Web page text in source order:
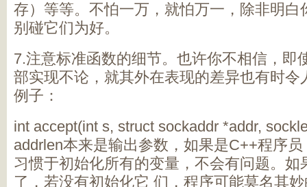
存）等等。不怕一万，就怕万一，除非明白
别碰它们为好。
7.注意标准函数的细节。也许你不相信，即
部实现不论，就其外在表现的差异也有时令
例子：
int accept(int s, struct sockaddr *addr,
addrlen本来是输出参数，如果是C++程序
习惯于初始化所有的变量，不会有问题。如
了，若没有初始化它 们，程序可能莫名其